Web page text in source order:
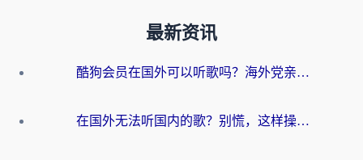
最新资讯
酷狗会员在国外可以听歌吗？海外党亲测有效：3步解决音乐权限难题
在国外无法听国内的歌？别慌，这样操作就能畅听QQ音乐（附亲测加速器推荐）